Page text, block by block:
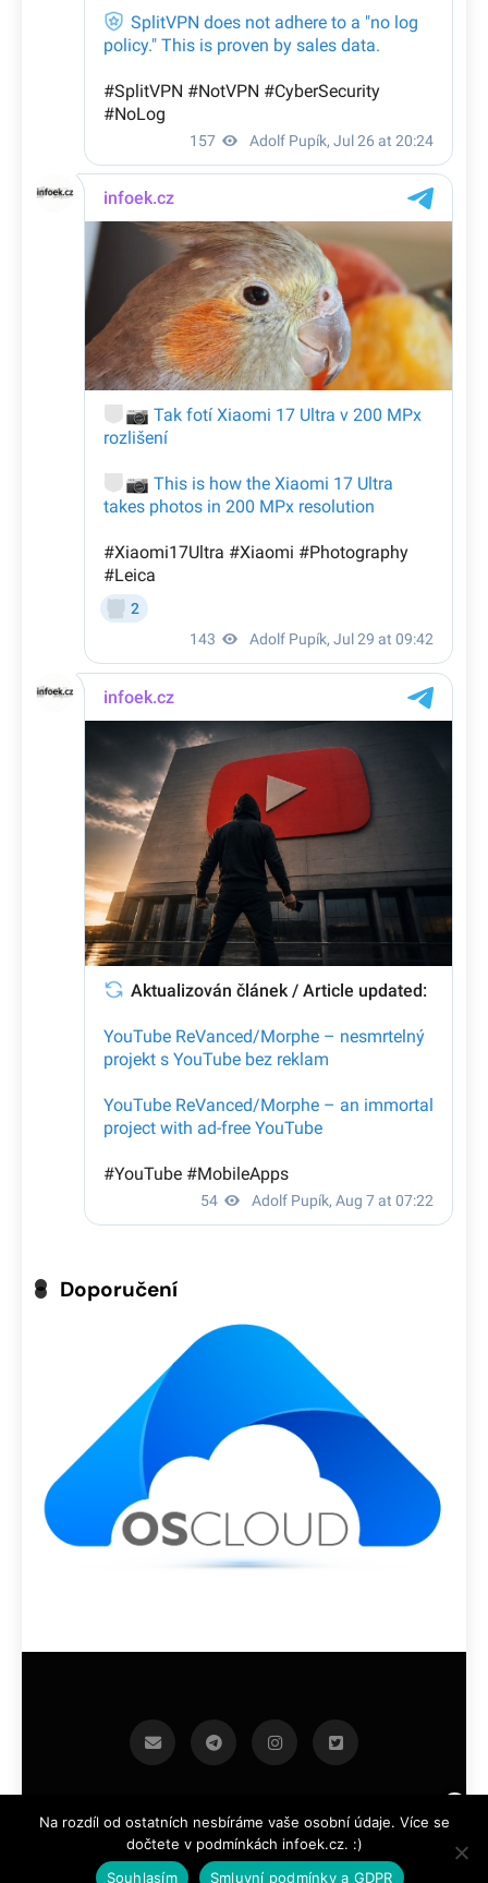
Doporučení
infoek.cz 2026.Developed By BlazeThemes .
Na rozdíl od ostatních nesbíráme vaše osobní údaje. Více se
dočtete v podmínkách infoek.cz. :)
Souhlasím
Smluvní podmínky a GDPR